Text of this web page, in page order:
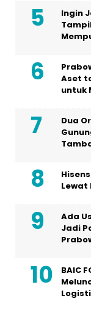
Ingin
Aset
untuk
Dua
Lewat
Ada
Jadi
BAIC